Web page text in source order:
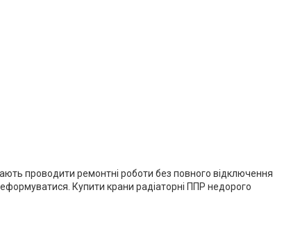
проводити ремонтні роботи без повного відключення
Купити крани радіаторні ППР недорого